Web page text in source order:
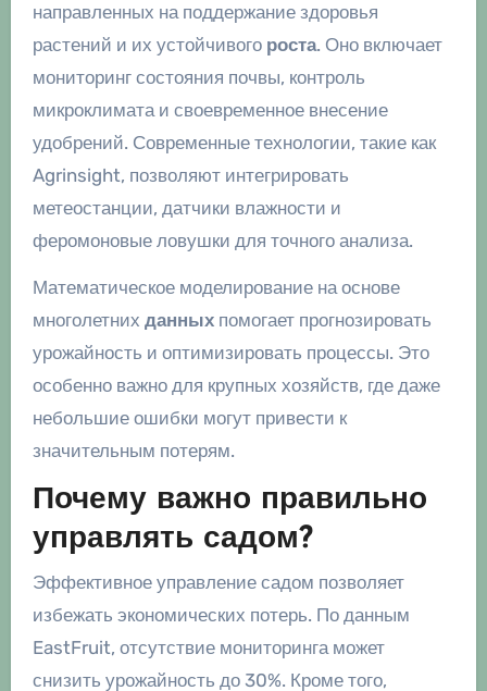
направленных на поддержание здоровья
растений и их устойчивого роста. Оно включает
мониторинг состояния почвы, контроль
микроклимата и своевременное внесение
удобрений. Современные технологии, такие как
Agrinsight, позволяют интегрировать
метеостанции, датчики влажности и
феромоновые ловушки для точного анализа.
Математическое моделирование на основе
многолетних данныхпомогает прогнозировать
урожайность и оптимизировать процессы. Это
особенно важно для крупных хозяйств, где даже
небольшие ошибки могут привести к
значительным потерям.
Почему важно правильно
управлять садом?
Эффективное управление садом позволяет
избежать экономических потерь. По данным
EastFruit, отсутствие мониторинга может
снизить урожайность до 30%. Кроме того,